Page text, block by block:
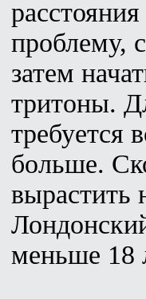
проблему,
затем
тритоны.
требуется
больше.
вырастить
меньше 18